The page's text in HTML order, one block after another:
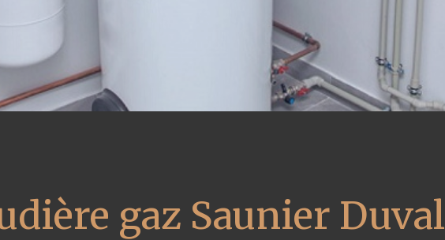
gaz Saunier Duval